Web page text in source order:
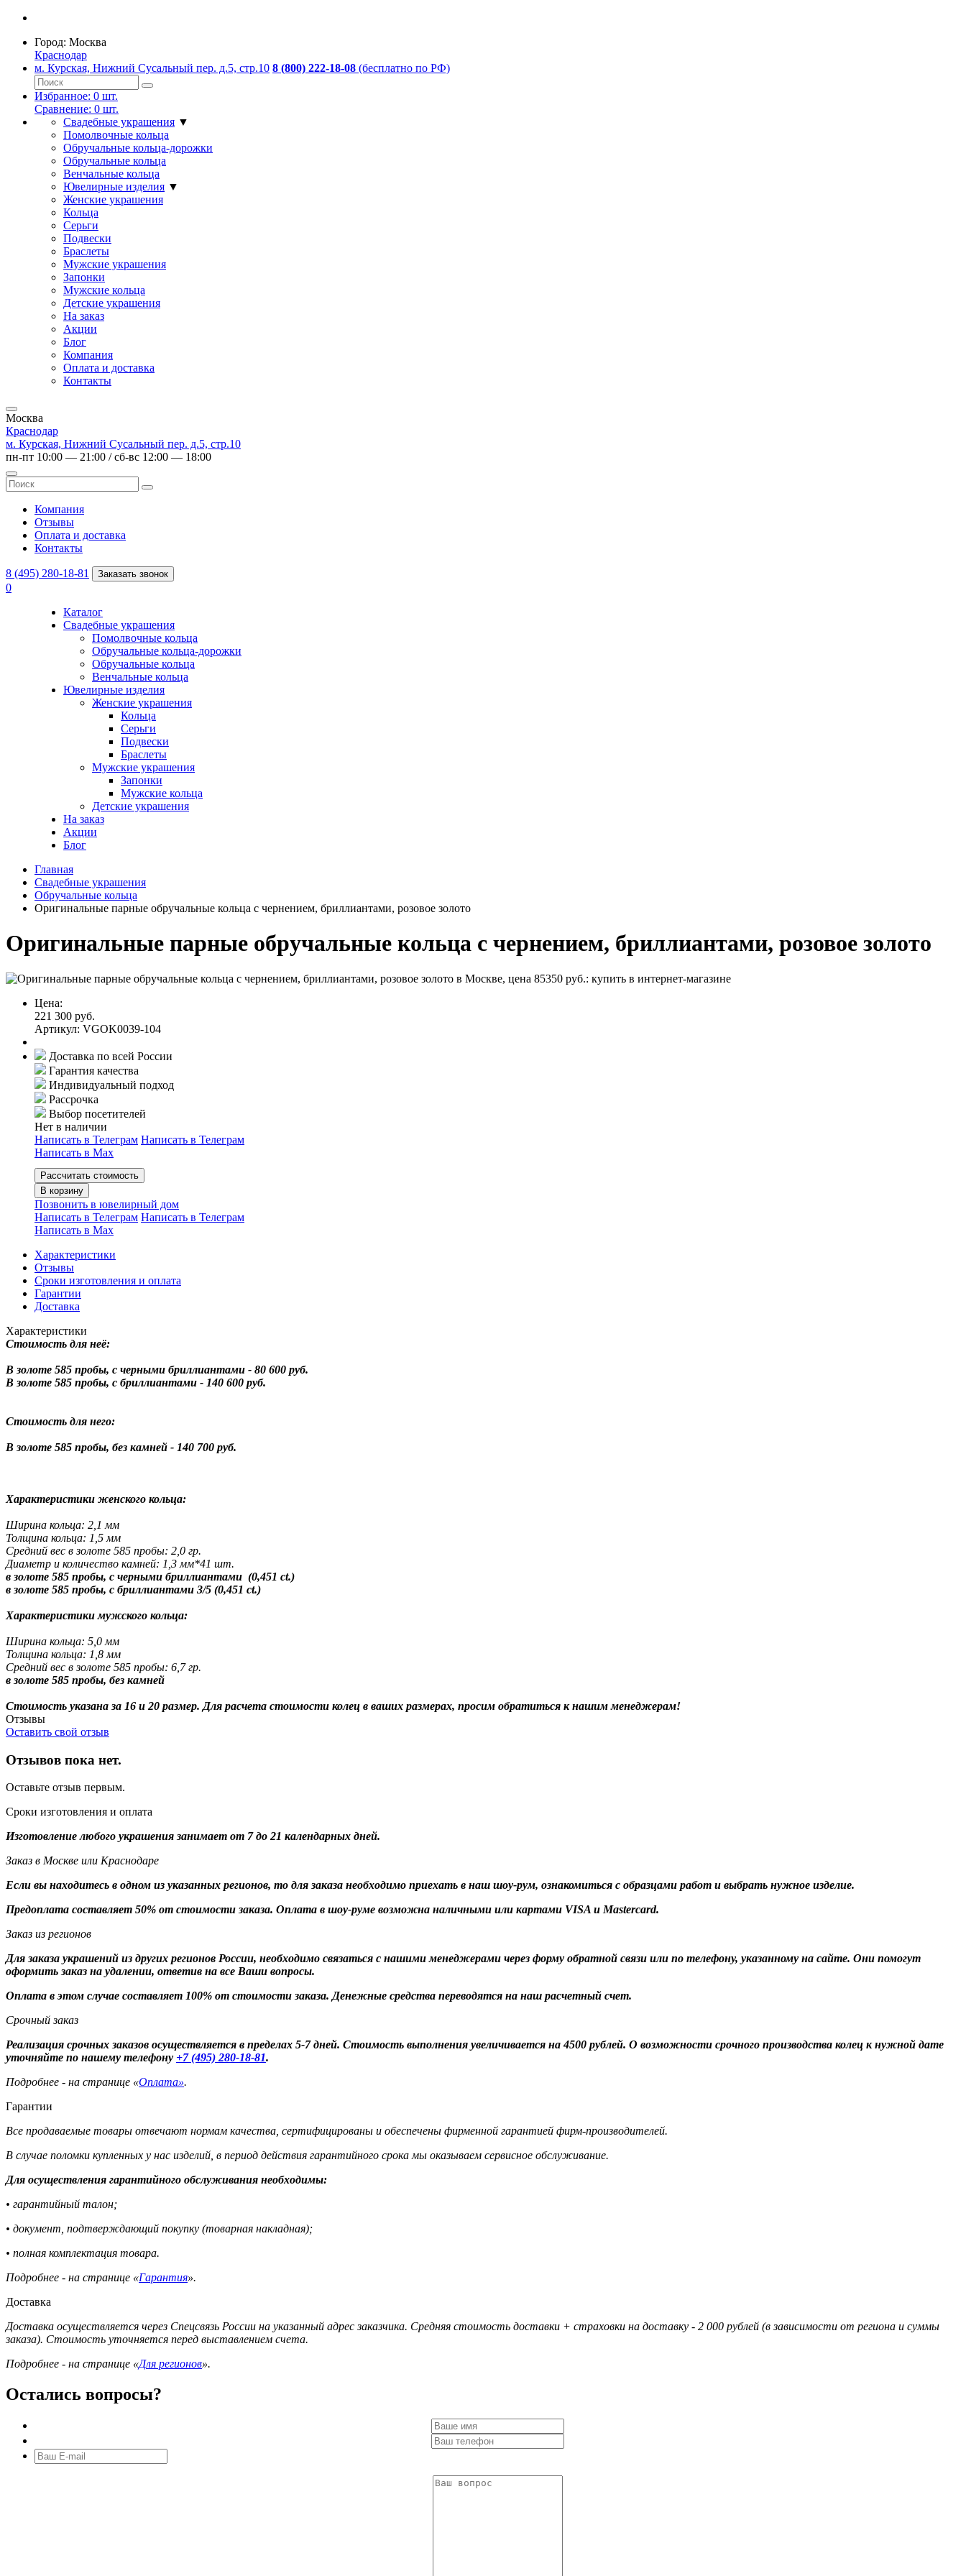
Город: Москва
Краснодар
м. Курская, Нижний Сусальный пер. д.5, стр.10 8 (800) 222-18-08 (бесплатно по РФ)
Избранное: 0 шт.
Сравнение: 0 шт.
Свадебные украшения ▼
Помолвочные кольца
Обручальные кольца-дорожки
Обручальные кольца
Венчальные кольца
Ювелирные изделия ▼
Женские украшения
Кольца
Серьги
Подвески
Браслеты
Мужские украшения
Запонки
Мужские кольца
Детские украшения
На заказ
Акции
Блог
Компания
Оплата и доставка
Контакты
Москва
Краснодар
м. Курская, Нижний Сусальный пер. д.5, стр.10
пн-пт 10:00 — 21:00 / сб-вс 12:00 — 18:00
Компания
Отзывы
Оплата и доставка
Контакты
8 (495) 280-18-81 Заказать звонок
0
Каталог
Свадебные украшения
Помолвочные кольца
Обручальные кольца-дорожки
Обручальные кольца
Венчальные кольца
Ювелирные изделия
Женские украшения
Кольца
Серьги
Подвески
Браслеты
Мужские украшения
Запонки
Мужские кольца
Детские украшения
На заказ
Акции
Блог
Главная
Свадебные украшения
Обручальные кольца
Оригинальные парные обручальные кольца с чернением, бриллиантами, розовое золото
Оригинальные парные обручальные кольца с чернением, бриллиантами, розовое золото
Цена:
221 300 руб.
Артикул: VGOK0039-104
Доставка по всей России
Гарантия качества
Индивидуальный подход
Рассрочка
Выбор посетителей
Нет в наличии
Написать в Телеграм Написать в Телеграм
Написать в Мах
Рассчитать стоимость
В корзину
Позвонить в ювелирный дом
Написать в Телеграм Написать в Телеграм
Написать в Мах
Характеристики
Отзывы
Сроки изготовления и оплата
Гарантии
Доставка
Характеристики
Стоимость для неё:
В золоте 585 пробы, с черными бриллиантами - 80 600 руб.
В золоте 585 пробы, с бриллиантами - 140 600 руб.
Стоимость для него:
В золоте 585 пробы, без камней - 140 700 руб.
Характеристики женского кольца:
Ширина кольца: 2,1 мм
Толщина кольца: 1,5 мм
Средний вес в золоте 585 пробы: 2,0 гр.
Диаметр и количество камней: 1,3 мм*41 шт.
в золоте 585 пробы, с черными бриллиантами (0,451 ct.)
в золоте 585 пробы, с бриллиантами 3/5 (0,451 ct.)
Характеристики мужского кольца:
Ширина кольца: 5,0 мм
Толщина кольца: 1,8 мм
Средний вес в золоте 585 пробы: 6,7 гр.
в золоте 585 пробы, без камней
Стоимость указана за 16 и 20 размер. Для расчета стоимости колец в ваших размерах, просим обратиться к нашим менеджерам!
Отзывы
Оставить свой отзыв
Отзывов пока нет.
Оставьте отзыв первым.
Сроки изготовления и оплата
Изготовление любого украшения занимает от 7 до 21 календарных дней.
Заказ в Москве или Краснодаре
Если вы находитесь в одном из указанных регионов, то для заказа необходимо приехать в наш шоу-рум, ознакомиться с образцами работ и выбрать нужное изделие.
Предоплата составляет 50% от стоимости заказа. Оплата в шоу-руме возможна наличными или картами VISA и Mastercard.
Заказ из регионов
Для заказа украшений из других регионов России, необходимо связаться с нашими менеджерами через форму обратной связи или по телефону, указанному на сайте. Они помогут
оформить заказ на удалении, ответив на все Ваши вопросы.
Оплата в этом случае составляет 100% от стоимости заказа. Денежные средства переводятся на наш расчетный счет.
Срочный заказ
Реализация срочных заказов осуществляется в пределах 5-7 дней. Стоимость выполнения увеличивается на 4500 рублей. О возможности срочного производства колец к нужной дате
уточняйте по нашему телефону +7 (495) 280-18-81.
Подробнее - на странице «Оплата».
Гарантии
Все продаваемые товары отвечают нормам качества, сертифицированы и обеспечены фирменной гарантией фирм-производителей.
В случае поломки купленных у нас изделий, в период действия гарантийного срока мы оказываем сервисное обслуживание.
Для осуществления гарантийного обслуживания необходимы:
• гарантийный талон;
• документ, подтверждающий покупку (товарная накладная);
• полная комплектация товара.
Подробнее - на странице «Гарантия».
Доставка
Доставка осуществляется через Спецсвязь России на указанный адрес заказчика. Средняя стоимость доставки + страховки на доставку - 2 000 рублей (в зависимости от региона и суммы
заказа). Стоимость уточняется перед выставлением счета.
Подробнее - на странице «Для регионов».
Остались вопросы?